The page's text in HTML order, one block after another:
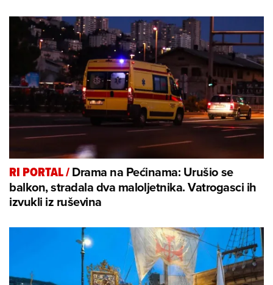
RI PORTAL/Drama na Pećinama: Urušio se
balkon, stradala dva maloljetnika. Vatrogasci ih
izvukli iz ruševina